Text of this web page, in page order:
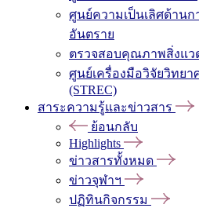
ศูนย์ความเป็นเลิศด้านก
อันตราย
ตรวจสอบคุณภาพสิ่งแว
ศูนย์เครื่องมือวิจัยวิทยา
(STREC)
สาระความรู้และข่าวสาร
ย้อนกลับ
Highlights
ข่าวสารทั้งหมด
ข่าวจุฬาฯ
ปฏิทินกิจกรรม